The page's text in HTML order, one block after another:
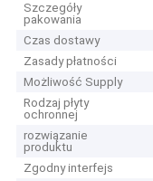
Szczegóły
pakowania
Czas dostawy
Zasady płatności
Możliwość Supply
Rodzaj płyty
ochronnej
rozwiązanie
produktu
Zgodny interfejs